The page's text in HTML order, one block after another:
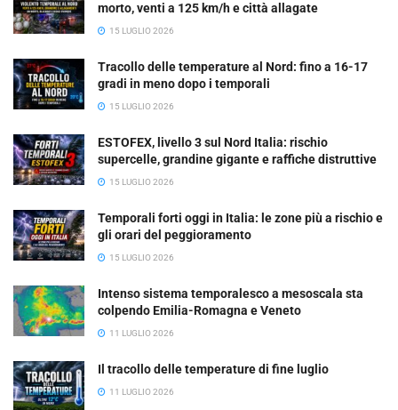
morto, venti a 125 km/h e città allagate
15 LUGLIO 2026
Tracollo delle temperature al Nord: fino a 16-17
gradi in meno dopo i temporali
15 LUGLIO 2026
ESTOFEX, livello 3 sul Nord Italia: rischio
supercelle, grandine gigante e raffiche distruttive
15 LUGLIO 2026
Temporali forti oggi in Italia: le zone più a rischio e
gli orari del peggioramento
15 LUGLIO 2026
Intenso sistema temporalesco a mesoscala sta
colpendo Emilia-Romagna e Veneto
11 LUGLIO 2026
Il tracollo delle temperature di fine luglio
11 LUGLIO 2026